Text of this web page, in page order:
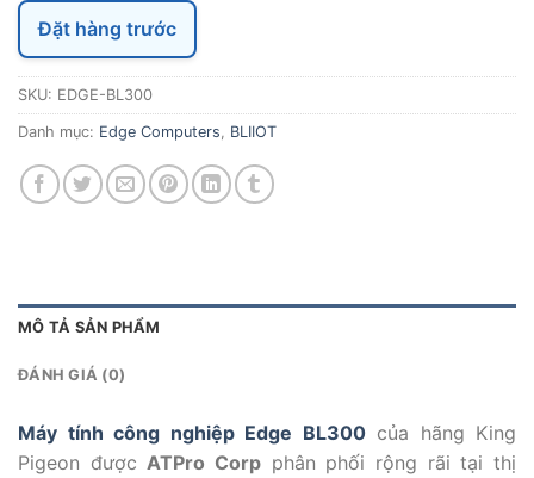
Đặt hàng trước
SKU: EDGE-BL300
Danh mục: Edge Computers BLIIOT
MÔ TẢ SẢN PHẨM
ĐÁNH GIÁ (0)
Máy tính công nghiệp Edge BL300của hãng King
Pigeon được ATPro Corp phân phối rộng rãi tại thị